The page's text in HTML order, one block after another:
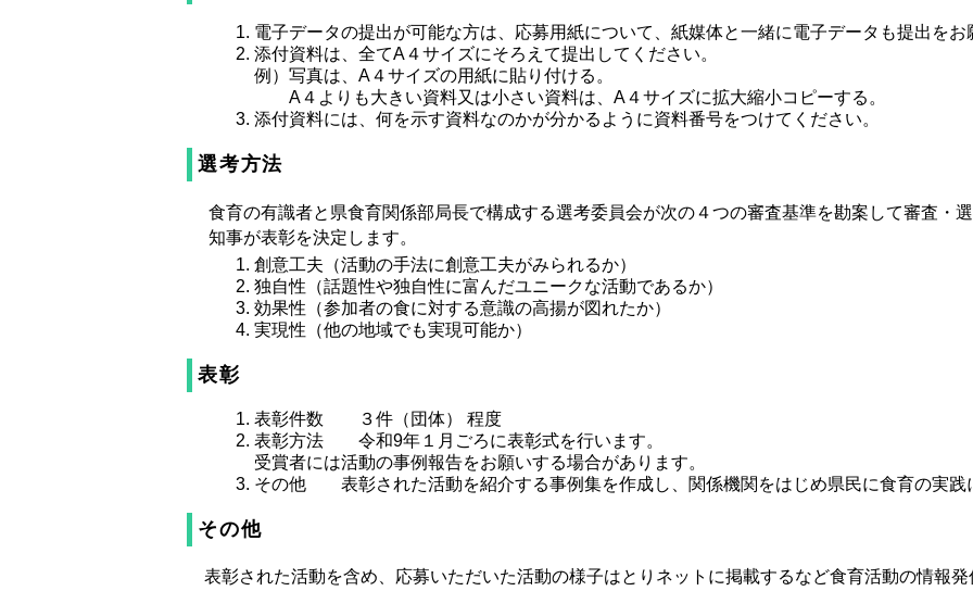
電子データの提出が可能な方は、応募用紙について、紙媒体と一緒に電子データも提出をお
添付資料は、全てA４サイズにそろえて提出してください。
例）写真は、A４サイズの用紙に貼り付ける。
A４よりも大きい資料又は小さい資料は、A４サイズに拡大縮小コピーする。
添付資料には、何を示す資料なのかが分かるように資料番号をつけてください。
選考方法
食育の有識者と県食育関係部局長で構成する選考委員会が次の４つの審査基準を勘案して審査・
知事が表彰を決定します。
創意工夫（活動の手法に創意工夫がみられるか）
独自性（話題性や独自性に富んだユニークな活動であるか）
効果性（参加者の食に対する意識の高揚が図れたか）
実現性（他の地域でも実現可能か）
表彰
表彰件数 ３件（団体） 程度
表彰方法 令和9年１月ごろに表彰式を行います。
受賞者には活動の事例報告をお願いする場合があります。
その他 表彰された活動を紹介する事例集を作成し、関係機関をはじめ県民に食育の実践
その他
表彰された活動を含め、応募いただいた活動の様子はとりネットに掲載するなど食育活動の情報発